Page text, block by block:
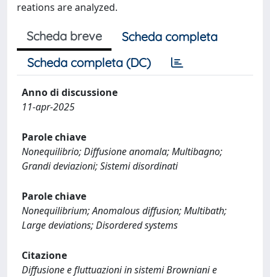
reations are analyzed.
Scheda breve
Scheda completa
Scheda completa (DC)
Anno di discussione
11-apr-2025
Parole chiave
Nonequilibrio; Diffusione anomala; Multibagno;
Grandi deviazioni; Sistemi disordinati
Parole chiave
Nonequilibrium; Anomalous diffusion; Multibath;
Large deviations; Disordered systems
Citazione
Diffusione e fluttuazioni in sistemi Browniani e